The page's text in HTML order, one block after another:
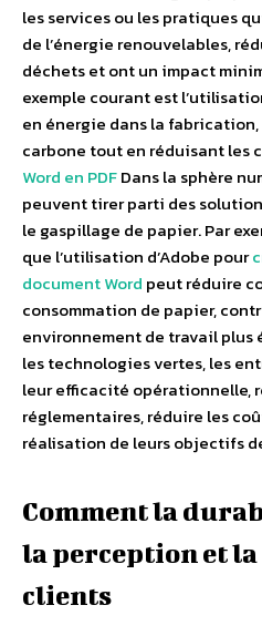
les services ou les pratiques
de l’énergie renouvelables,
déchets et ont un impact
exemple courant est
en énergie dans la
carbone tout en réduisant les
Word en PDFDans la sphère
peuvent tirer parti des
le gaspillage de papier. Par
que l’utilisation d’Adobe pour
document Word peut réduire
consommation de papier,
environnement de travail plus
les technologies vertes, les
leur efficacité opérationnelle,
réglementaires, réduire les
réalisation de leurs objectifs
Comment la
la perception et
clients